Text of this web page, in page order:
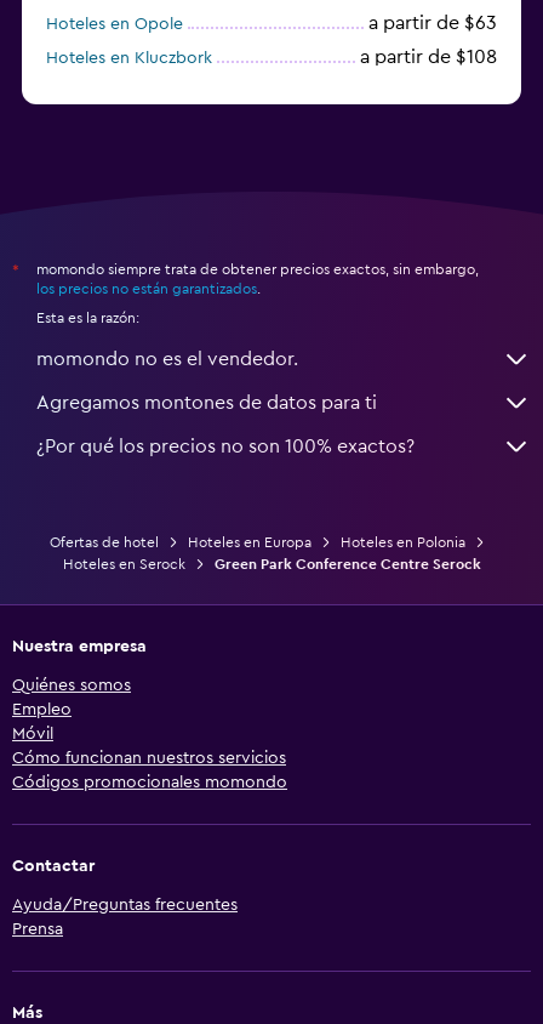
Hoteles en Opole a partir de $63
Hoteles en Kluczbork a partir de $108
*
momondo siempre trata de obtener precios exactos, sin embargo,
los precios no están garantizados
Esta es la razón:
momondo no es el vendedor.
Agregamos montones de datos para ti
¿Por qué los precios no son 100% exactos?
Ofertas de hotel Hoteles en Europa
Hoteles en Polonia
Hoteles en Serock
Green Park Conference Centre Serock
Nuestra empresa
Quiénes somos
Empleo
Móvil
Cómo funcionan nuestros servicios
Códigos promocionales momondo
Contactar
Ayuda/Preguntas frecuentes
Prensa
Más